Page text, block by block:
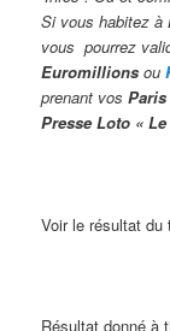
Si vous habitez à
vous pourrez
Euromillions ou
prenant vos
Presse Loto « Le
Voir le résultat du
Résultat donné à